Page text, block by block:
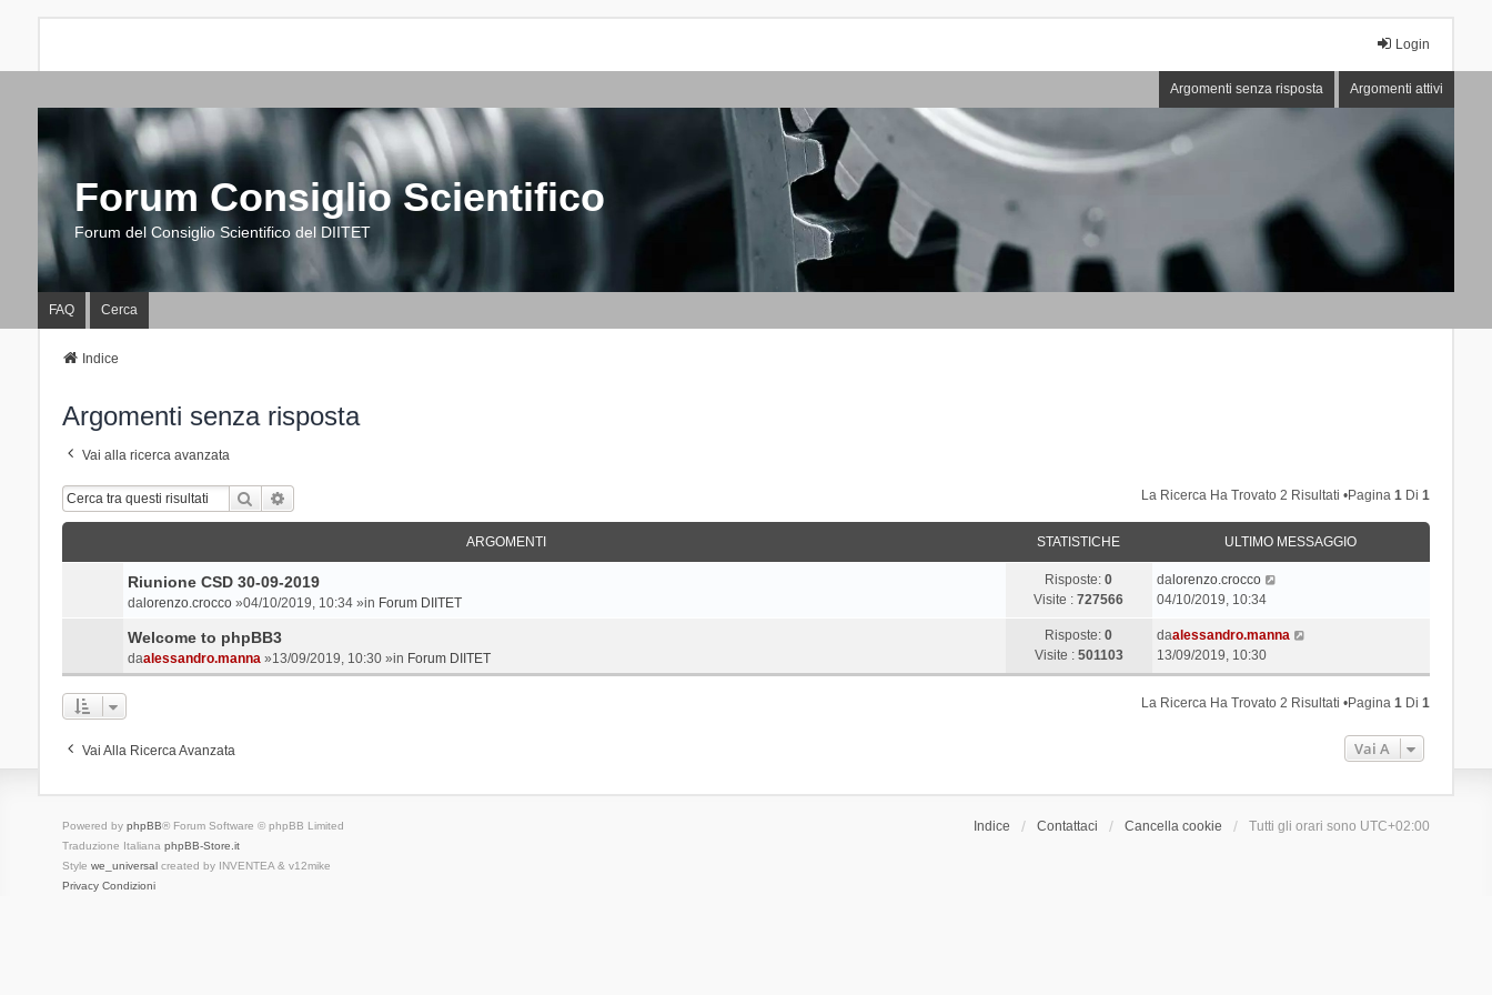
Login
Argomenti senza risposta Argomenti attivi
Forum Consiglio Scientifico
Forum del Consiglio Scientifico del DIITET
FAQ Cerca
Indice
Argomenti senza risposta
Vai alla ricerca avanzata
Cerca La Ricerca Ha Trovato 2 Risultati •Pagina1 Di1
ARGOMENTI STATISTICHE ULTIMO MESSAGGIO
Riunione CSD 30-09-2019
dalorenzo.crocco»04/10/2019, 10:34 »in Forum DIITET
Risposte:0
Visite :727566
dalorenzo.crocco
04/10/2019, 10:34
Welcome to phpBB3
daalessandro.manna»13/09/2019, 10:30 »in Forum DIITET
Risposte:0
Visite : 501103
daalessandro.manna
13/09/2019, 10:30
La Ricerca Ha Trovato 2 Risultati •Pagina1 Di1
Vai Alla Ricerca Avanzata Vai A
Indice Contattaci Cancella cookie Tutti gli orari sono UTC+02:00
Powered by phpBB® Forum Software © phpBB Limited
Traduzione Italiana phpBB-Store.it
Style we_universalcreated by INVENTEA & v12mike
Privacy Condizioni